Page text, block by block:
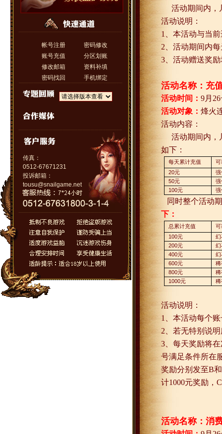
帐号注册
密码修改
账号充值
分区划账
修改邮箱
资料补填
密码找回
手机绑定
传真：
0512-67671231
投诉邮箱：
tousu@snailgame.net
活动期间内，
活动说明：
1
、本活动与当
2 、活动期间内
3 、活动赠送奖
活动名称：充
活动时间： 9月 26
活动对象： 烽火
活动内容：
活动期间内，
如下：
每天累计充值 可
20元 强
50元 强
100元 强
同时整个活动
下：
总累计充值 可
100元 幻
200元 幻
400元 幻
600元 稀
800元 稀
1000元 稀
活动说明：
1
、本活动每个
2 、若无特别说
3 、每天奖励将
号满足条件所在
奖励分别发至B和
计1000元奖励， C
活动名称：消